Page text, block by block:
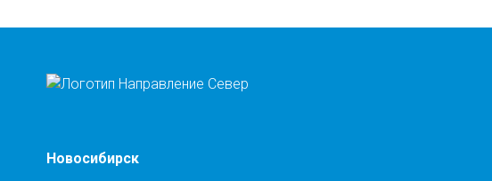
Новосибирск